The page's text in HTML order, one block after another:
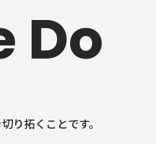
Do
り拓くことです。